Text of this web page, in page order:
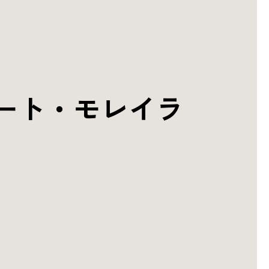
ト・モレイラ